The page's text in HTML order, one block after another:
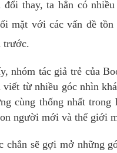
đổi thay, ta hẳn có
mặt với các vấn đề
trước.
nhóm tác giả trẻ của
viết từ nhiều góc nhìn
cùng thống nhất trong
người mới và thế giới
chắn sẽ gợi mở những